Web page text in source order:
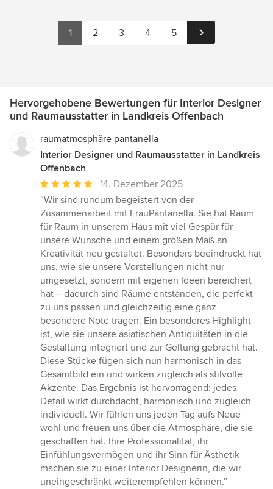
1 2 3 4 5
Hervorgehobene Bewertungen für Interior Designer
und Raumausstatter in Landkreis Offenbach
raumatmosphäre pantanella
Interior Designer und Raumausstatter in Landkreis
Offenbach
Durchschnittliche
Bewertung:
5
von
5
Sternen
14. Dezember 2025
“Wir sind rundum begeistert von der
Zusammenarbeit mit FrauPantanella. Sie hat Raum
für Raum in unserem Haus mit viel Gespür für
unsere Wünsche und einem großen Maß an
Kreativität neu gestaltet. Besonders beeindruckt hat
uns, wie sie unsere Vorstellungen nicht nur
umgesetzt, sondern mit eigenen Ideen bereichert
hat – dadurch sind Räume entstanden, die perfekt
zu uns passen und gleichzeitig eine ganz
besondere Note tragen. Ein besonderes Highlight
ist, wie sie unsere asiatischen Antiquitäten in die
Gestaltung integriert und zur Geltung gebracht hat.
Diese Stücke fügen sich nun harmonisch in das
Gesamtbild ein und wirken zugleich als stilvolle
Akzente. Das Ergebnis ist hervorragend: jedes
Detail wirkt durchdacht, harmonisch und zugleich
individuell. Wir fühlen uns jeden Tag aufs Neue
wohl und freuen uns über die Atmosphäre, die sie
geschaffen hat. Ihre Professionalität, ihr
Einfühlungsvermögen und ihr Sinn für Ästhetik
machen sie zu einer Interior Designerin, die wir
uneingeschränkt weiterempfehlen können.”